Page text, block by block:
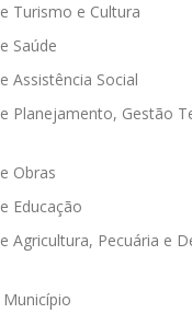
Turismo e Cultura
Saúde
Assistência Social
Planejamento, Gestão
Obras
Educação
Agricultura, Pecuária e